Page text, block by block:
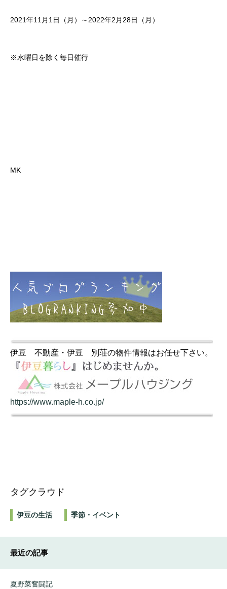
2021年11月1日（月）～2022年2月28日（月）
※水曜日を除く毎日催行
MK
伊豆 不動産・伊豆 別荘の物件情報はお任せ下さい。
https://www.maple-h.co.jp/
タグクラウド
伊豆の生活 季節・イベント
最近の記事
夏野菜奮闘記